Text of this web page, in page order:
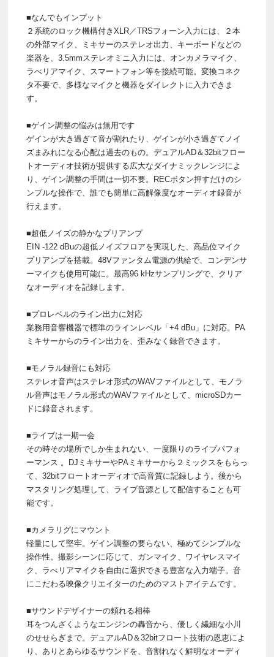
■なんでもインプット
２系統のロック機構付きXLR／TRSフォーン入力には、２本
の外部マイク、ミキサーのステレオ出力、キーボードなどの
楽器を、3.5mmステレオミニ入力には、オンカメラマイク、
ラべリアマイク、スマートフォン等を接続可能。変換コネク
タ不要で、多様なマイクと機器をダイレクトに入力できま
す。
■ゲイン調整の悩みは無用です
ゲインが大き過ぎて音が割れたり、ゲインが小さ過ぎてノイ
ズまみれになる心配は過去のもの。デュアルAD＆32bitフロー
トオーディオ技術が提供する広大なダイナミックレンジによ
り、ゲイン調整の手間は一切不要。RECボタン押すだけのシ
ンプルな操作で、誰でも簡単に高解像度なオーディオ録音が
行えます。
■超低ノイズの静かなプリアンプ
EIN -122 dBuの超低ノイズフロアを実現した、高品位マイク
プリアンプを搭載。48Vファンタム電源の供給で、コンデンサ
ーマイクも使用可能に。最高96 kHzサンプリングで、クリア
なオーディオを記録します。
■プロレベルのライン出力に対応
業務用音響機器で標準のラインレベル「+4 dBu」に対応。PA
ミキサーからのライン出力を、歪みなく録音できます。
■モノラル録音にも対応
ステレオ音声はステレオ形式のWAVファイルとして、モノラ
ル音声はモノラル形式のWAVファイルとして、microSDカー
ドに録音されます。
■ライブは一期一会
その時その場所でしか生まれない、一度限りのライブパフォ
ーマンス 。DJミキサーやPAミキサーから２ミックスをもらっ
て、32bitフロートオーディオで高音質に記録しよう。後から
マスタリング処理して、ライブ音源として配信することも可
能です。
■カメラリグにマウント
軽量にして堅牢。ゲイン調整の要らない、極めてシンプルな
操作性。撮影シーンに応じて、ガンマイク、ワイヤレスマイ
ク、ラべリアマイクを自由に選択できる豊富な入力端子。音
にこだわる映像クリエイターのためのマストアイテムです。
■サウンドデザイナーの頼れる相棒
耳をつんざくようなエンジンの轟音から、優しく繊細な小川
のせせらぎまで。デュアルAD＆32bitフロート技術の恩恵によ
り、ありとあらゆるサウンドを、音割れなく鮮明なオーディ